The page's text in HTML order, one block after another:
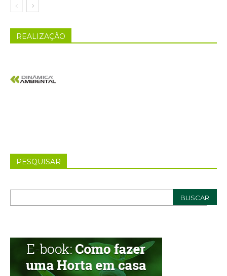
REALIZAÇÃO
PESQUISAR